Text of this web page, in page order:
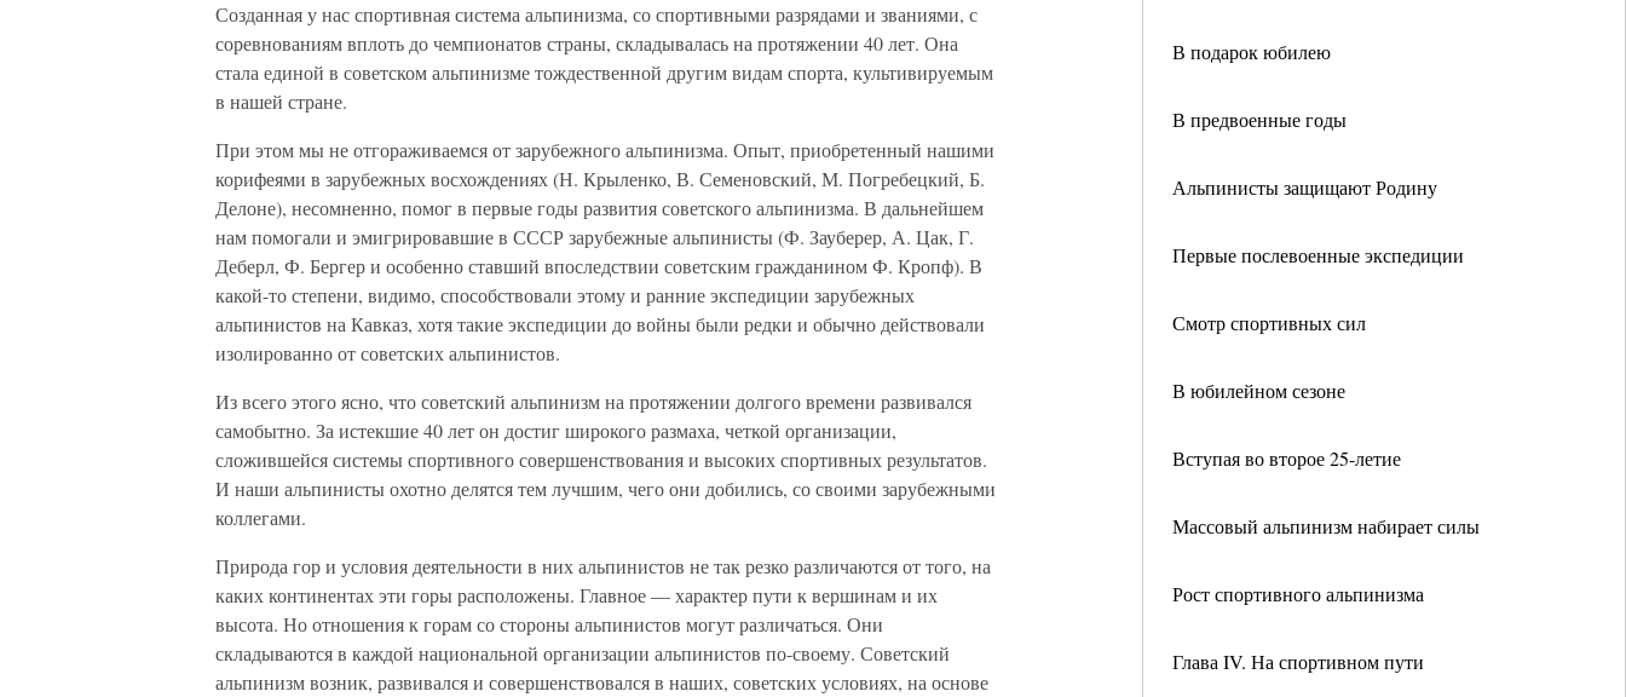
В подарок юбилею
В предвоенные годы
Альпинисты защищают Родину
Первые послевоенные экспедиции
Смотр спортивных сил
В юбилейном сезоне
Вступая во второе 25-летие
Массовый альпинизм набирает силы
Рост спортивного альпинизма
Глава IV. На спортивном пути
Созданная у нас спортивная система альпинизма, со спортивными разрядами и званиями, с
соревнованиям вплоть до чемпионатов страны, складывалась на протяжении 40 лет. Она
стала единой в советском альпинизме тождественной другим видам спорта, культивируемым
в нашей стране.
При этом мы не отгораживаемся от зарубежного альпинизма. Опыт, приобретенный нашими
корифеями в зарубежных восхождениях (Н. Крыленко, В. Семеновский, М. Погребецкий, Б.
Делоне), несомненно, помог в первые годы развития советского альпинизма. В дальнейшем
нам помогали и эмигрировавшие в СССР зарубежные альпинисты (Ф. Зауберер, А. Цак, Г.
Деберл, Ф. Бергер и особенно ставший впоследствии советским гражданином Ф. Кропф). В
какой-то степени, видимо, способствовали этому и ранние экспедиции зарубежных
альпинистов на Кавказ, хотя такие экспедиции до войны были редки и обычно действовали
изолированно от советских альпинистов.
Из всего этого ясно, что советский альпинизм на протяжении долгого времени развивался
самобытно. За истекшие 40 лет он достиг широкого размаха, четкой организации,
сложившейся системы спортивного совершенствования и высоких спортивных результатов.
И наши альпинисты охотно делятся тем лучшим, чего они добились, со своими зарубежными
коллегами.
Природа гор и условия деятельности в них альпинистов не так резко различаются от того, на
каких континентах эти горы расположены. Главное — характер пути к вершинам и их
высота. Но отношения к горам со стороны альпинистов могут различаться. Они
складываются в каждой национальной организации альпинистов по-своему. Советский
альпинизм возник, развивался и совершенствовался в наших, советских условиях, на основе